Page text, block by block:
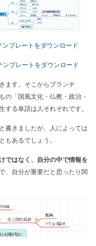
プレートをダウンロード
プレートをダウンロード
ます。そこからブランチ
の「国風文化・仏教・政治・
する単語は人それぞれです。
書きましたが、人によっては
もあるでしょう。
ではなく、自分の中で情報を
、自分が重要だと思ったり関